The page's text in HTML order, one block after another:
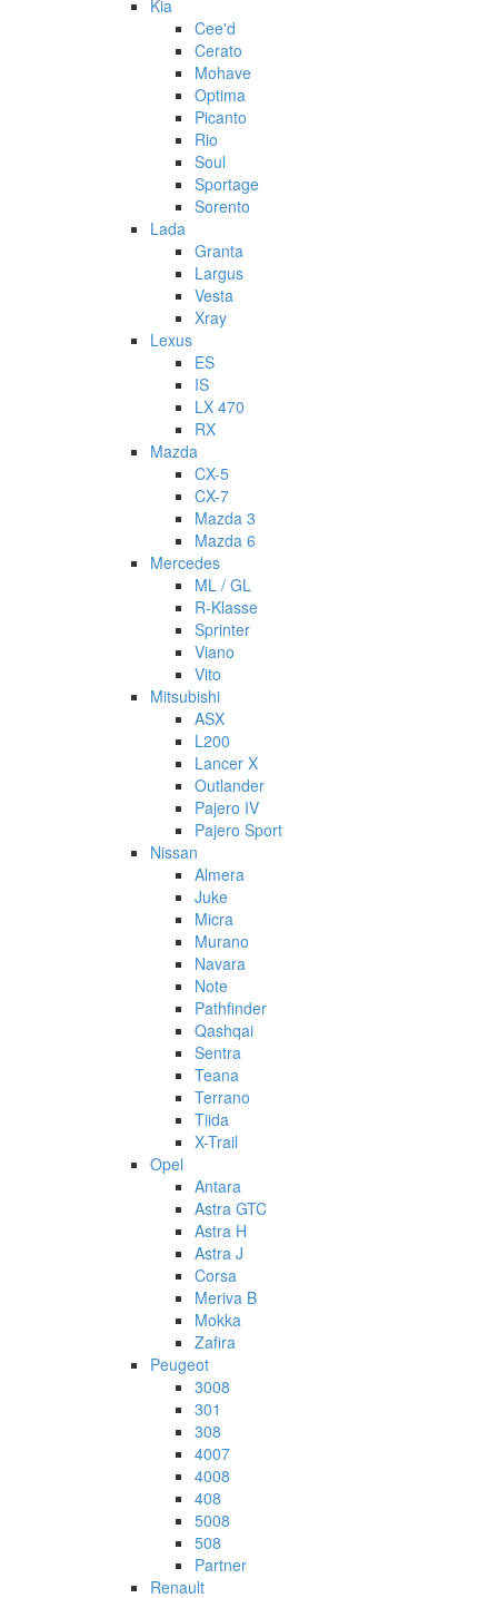
Kia
Cee'd
Cerato
Mohave
Optima
Picanto
Rio
Soul
Sportage
Sorento
Lada
Granta
Largus
Vesta
Xray
Lexus
ES
IS
LX 470
RX
Mazda
CX-5
CX-7
Mazda 3
Mazda 6
Mercedes
ML / GL
R-Klasse
Sprinter
Viano
Vito
Mitsubishi
ASX
L200
Lancer X
Outlander
Pajero IV
Pajero Sport
Nissan
Almera
Juke
Micra
Murano
Navara
Note
Pathfinder
Qashqai
Sentra
Teana
Terrano
Tiida
X-Trail
Opel
Antara
Astra GTC
Astra H
Astra J
Corsa
Meriva B
Mokka
Zafira
Peugeot
3008
301
308
4007
4008
408
5008
508
Partner
Renault